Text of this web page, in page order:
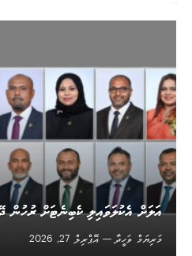
އަލަށް އެކުލަވައިލި ކެބިނެޓަށް ރުހުން
މަރިޔަމް ވަހީދާ
އޭޕްރިލް 27, 2026